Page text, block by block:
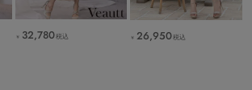
￥ 32,780税込 ￥ 26,950税込